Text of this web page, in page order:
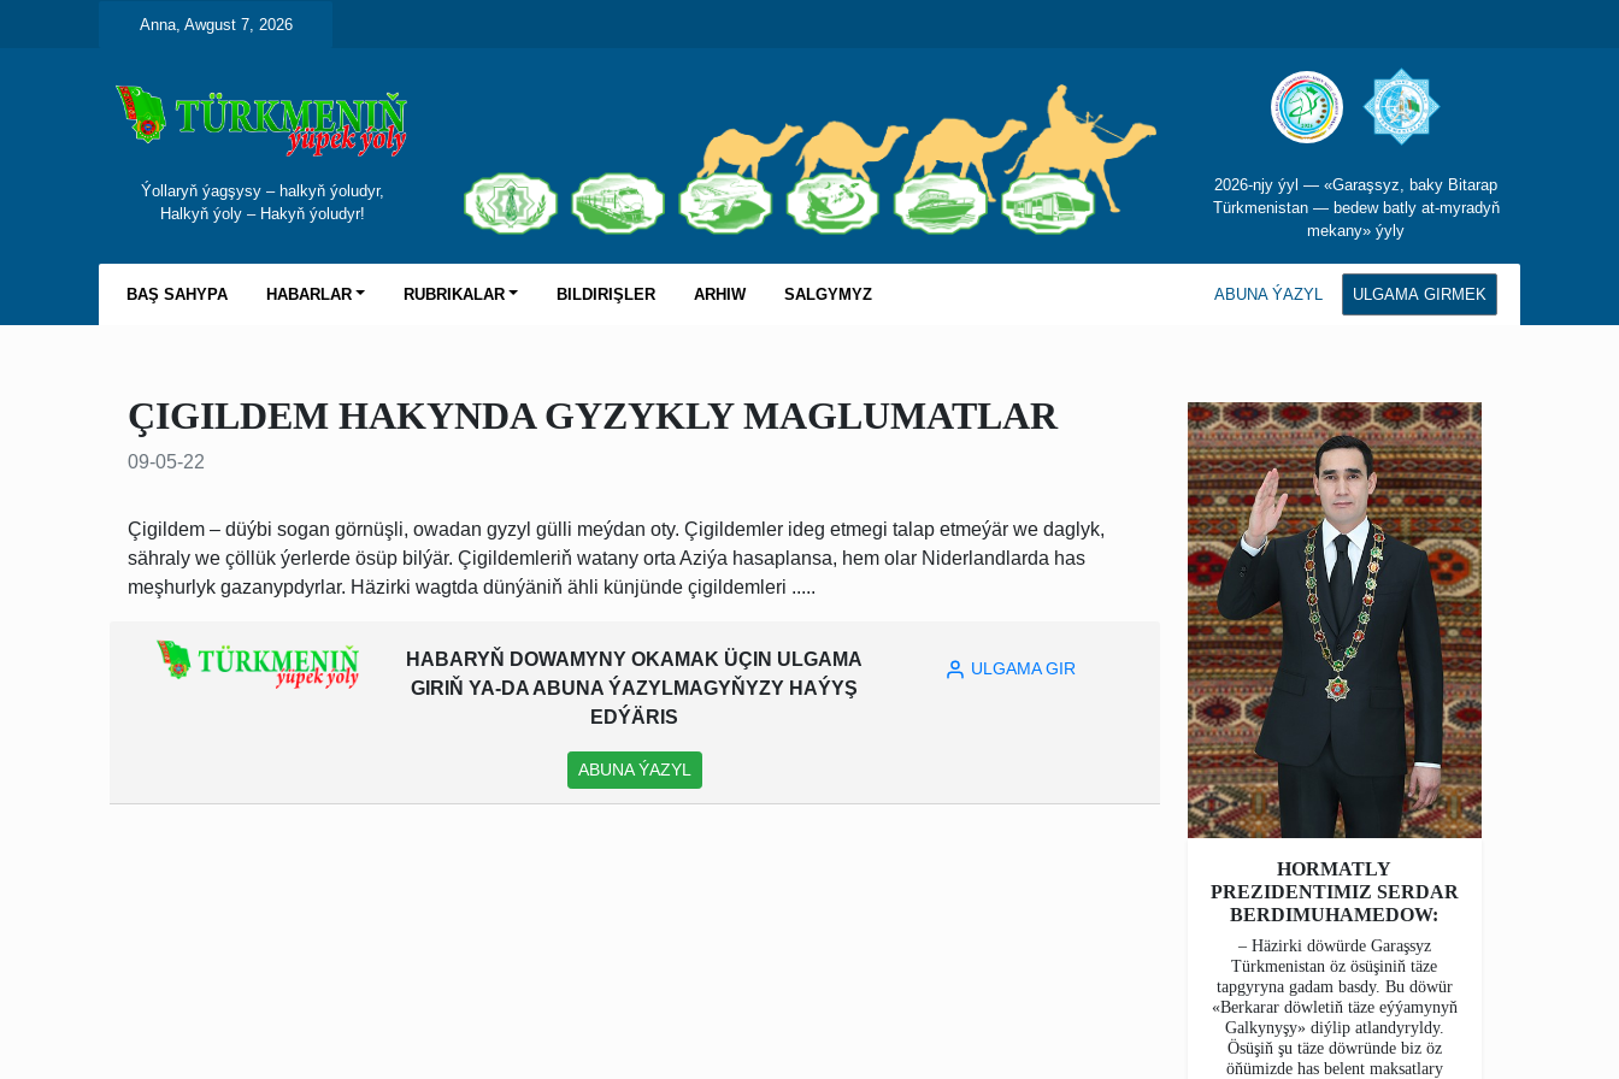
Anna, Awgust 7, 2026
Ýollaryň ýagşysy – halkyň ýoludyr,
Halkyň ýoly – Hakyň ýoludyr!
2026-njy ýyl — «Garaşsyz, baky Bitarap
Türkmenistan — bedew batly at-myradyň
mekany» ýyly
BAŞ SAHYPA HABARLAR RUBRIKALAR BILDIRIŞLER ARHIW SALGYMYZ ABUNA ÝAZYL ULGAMA GIRMEK
ÇIGILDEM HAKYNDA GYZYKLY MAGLUMATLAR
09-05-22
Çigildem – düýbi sogan görnüşli, owadan gyzyl gülli meýdan oty. Çigildemler ideg etmegi talap etmeýär we daglyk,
sähraly we çöllük ýerlerde ösüp bilýär. Çigildemleriň watany orta Aziýa hasaplansa, hem olar Niderlandlarda has
meşhurlyk gazanypdyrlar. Häzirki wagtda dünýäniň ähli künjünde çigildemleri .....
HABARYŇ DOWAMYNY OKAMAK ÜÇIN ULGAMA
GIRIŇ YA-DA ABUNA ÝAZYLMAGYŇYZY HAÝYŞ
EDÝÄRIS
ABUNA ÝAZYL
ULGAMA GIR
HORMATLY
PREZIDENTIMIZ SERDAR
BERDIMUHAMEDOW:
– Häzirki döwürde Garaşsyz
Türkmenistan öz ösüşiniň täze
tapgyryna gadam basdy. Bu döwür
«Berkarar döwletiň täze eýýamynyň
Galkynyşy» diýlip atlandyryldy.
Ösüşiň şu täze döwründe biz öz
öňümizde has belent maksatlary